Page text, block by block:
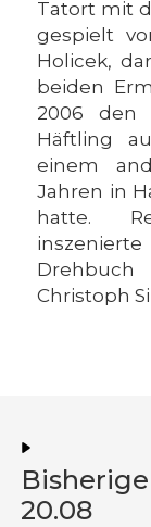
Tatort mit
gespielt
Holicek,
beiden
2006 den
Häftling
einem
Jahren in
hatte.
Christoph
20.08